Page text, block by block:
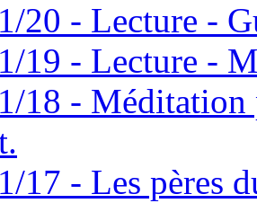
20 - Lecture -
19 - Lecture -
18 - Méditation
17 - Les pères